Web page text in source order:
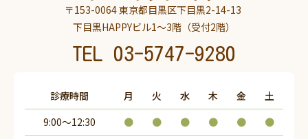
〒153-0064 東京都目黒区下目黒2-14-13
下目黒HAPPYビル1～3階（受付2階）
TEL 03-5747-9280
診療時間 月 火 水 木 金
土
9:00～12:30
● ● ● ● ●
●